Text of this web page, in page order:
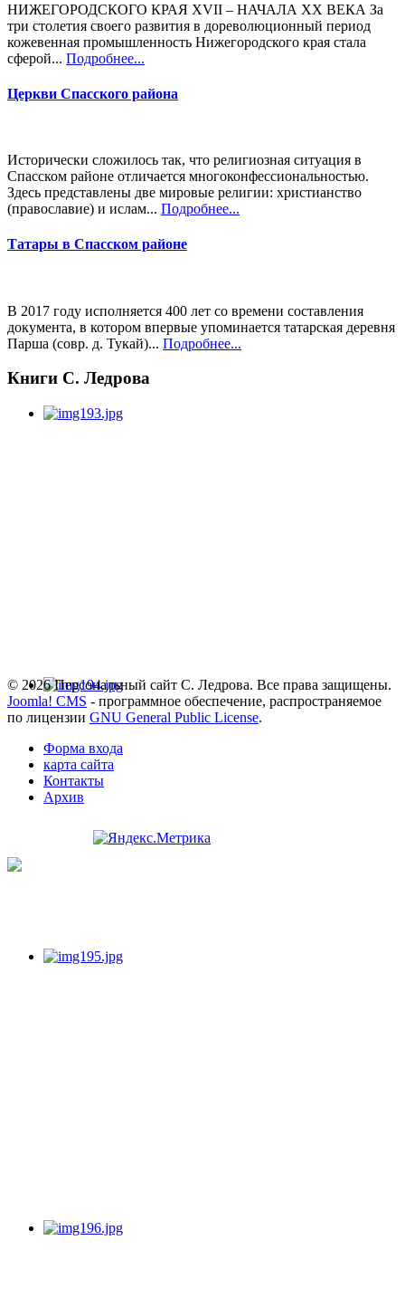
НИЖЕГОРОДСКОГО КРАЯ XVII – НАЧАЛА XX ВЕКА За
три столетия своего развития в дореволюционный период
кожевенная промышленность Нижегородского края стала
сферой... Подробнее...
Церкви Спасского района
Исторически сложилось так, что религиозная ситуация в
Спасском районе отличается многоконфессиональностью.
Здесь представлены две мировые религии: христианство
(православие) и ислам... Подробнее...
Татары в Спасском районе
В 2017 году исполняется 400 лет со времени составления
документа, в котором впервые упоминается татарская деревня
Парша (совр. д. Тукай)... Подробнее...
Книги С. Ледрова
© 2026 Персональный сайт С. Ледрова. Все права защищены.
Joomla! CMS - программное обеспечение, распространяемое
по лицензии GNU General Public License.
Форма входа
карта сайта
Контакты
Архив